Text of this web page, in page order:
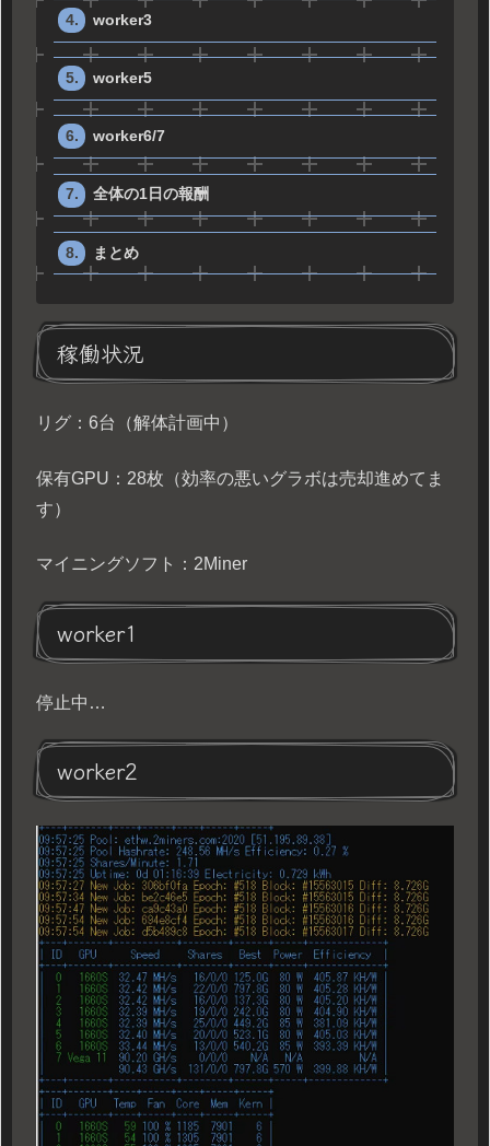
worker3
worker5
worker6/7
全体の1日の報酬
まとめ
稼働状況
リグ：6台（解体計画中）
保有GPU：28枚（効率の悪いグラボは売却進めてま
す）
マイニングソフト：2Miner
worker1
停止中…
worker2